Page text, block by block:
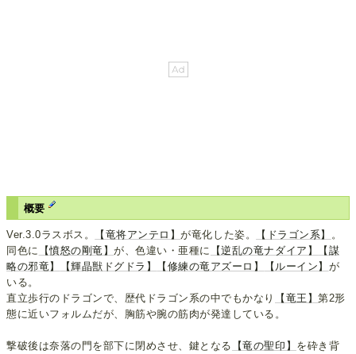
概要
Ver.3.0ラスボス。 【竜将アンテロ】が竜化した姿。 【ドラゴン系】
。
同色に
【憤怒の剛竜】が、色違い・亜種に 【逆乱の竜ナダイア】
【謀
略の邪竜】
【輝晶獣ドグドラ】 【修練の竜アズーロ】 【ルーイン】 が
いる。
直立歩行のドラゴンで、歴代ドラゴン系の中でもかなり
【竜王】第2形
態に近いフォルムだが、胸筋や腕の筋肉が発達している。
撃破後は奈落の門を部下に閉めさせ、鍵となる 【竜の聖印】 を砕き背